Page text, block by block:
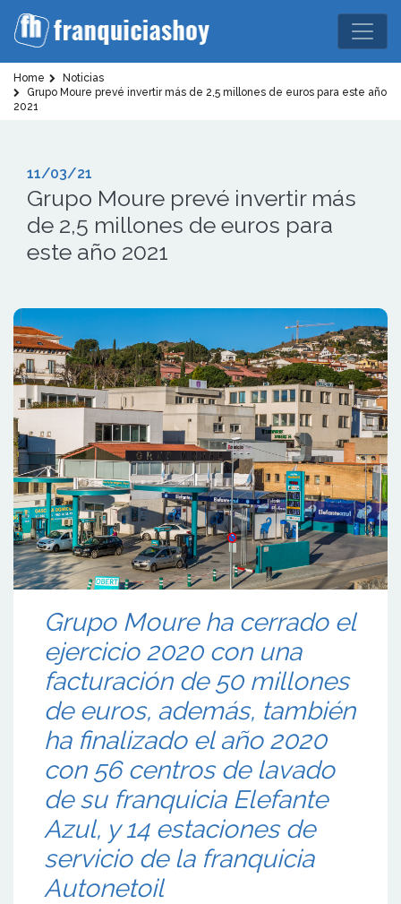
Home
Noticias
Grupo Moure prevé invertir más de 2,5 millones de euros para este año
2021
11/03/21
Grupo Moure prevé invertir más
de 2,5 millones de euros para
este año 2021
Grupo Moure ha cerrado el
ejercicio 2020 con una
facturación de 50 millones
de euros, además, también
ha finalizado el año 2020
con 56 centros de lavado
de su franquicia Elefante
Azul, y 14 estaciones de
servicio de la franquicia
Autonetoil